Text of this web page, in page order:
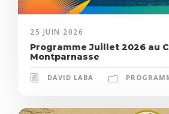
25 JUIN 2026
Programme Juillet 2026 au
Montparnasse
DAVID LABA